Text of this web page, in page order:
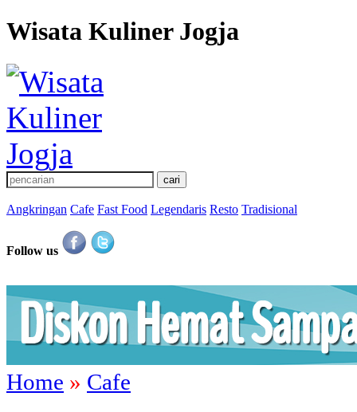
Wisata Kuliner Jogja
Angkringan Cafe Fast Food Legendaris Resto Tradisional
Follow us
Home » Cafe